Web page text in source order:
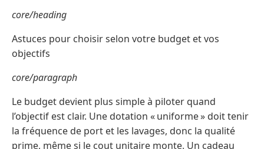
core/heading
Astuces pour choisir selon votre budget et vos
objectifs
core/paragraph
Le budget devient plus simple à piloter quand
l’objectif est clair. Une dotation « uniforme » doit tenir
la fréquence de port et les lavages, donc la qualité
prime, même si le cout unitaire monte. Un cadeau